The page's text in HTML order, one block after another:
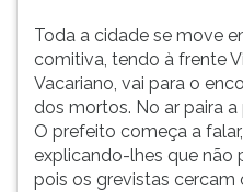
Toda a cidade se move
comitiva, tendo à frente
Vacariano, vai para o
dos mortos. No ar paira
O prefeito começa a
explicando-lhes que não
pois os grevistas cercam